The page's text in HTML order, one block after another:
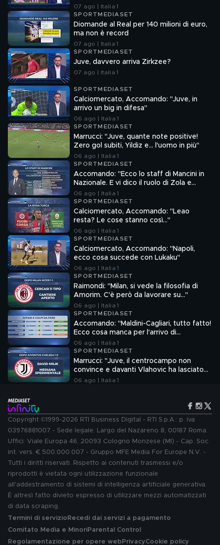
07 ago | Italia 1
SPORTMEDIASET
Diomande al Real per 140 milioni di euro,
ma non è record
07 ago | Italia 1
SPORTMEDIASET
Juve, davvero arriva Zirkzee?
07 ago | Italia 1
SPORTMEDIASET
Calciomercato, Accomando: "Juve, in
arrivo un big in difesa"
06 ago | Italia 1
SPORTMEDIASET
Marrucci: "Juve, quante note positive!
Zero gol subiti, Yildiz e... l'uomo in più"
06 ago | Italia 1
SPORTMEDIASET
Accomando: "Ecco lo staff di Mancini in
Nazionale. E vi dico il ruolo di Zola e
Ranieri"
06 ago | Italia 1
SPORTMEDIASET
Calciomercato, Accomando: "Leao
resta? Le cose stanno così…"
06 ago | Italia 1
SPORTMEDIASET
Calciomercato, Accomando: "Napoli,
ecco cosa succede con Lukaku"
06 ago | Italia 1
SPORTMEDIASET
Raimondi: "Milan, si vede la filosofia di
Amorim. C'è però da lavorare su…"
06 ago | Italia 1
SPORTMEDIASET
Accomando: "Maldini-Cagliari, tutto fatto!
Ecco cosa manca per l'arrivo di
Mastantuono e Molina in Italia"
06 ago | Italia 1
SPORTMEDIASET
Marrucci: "Juve, il centrocampo non
convince e davanti Vlahovic ha lasciato
un vuoto"
06 ago | Italia 1
Copyright ©1999-2026 RTI Business Digital - RTI S.p.A.: p. iva
03976881007 - Sede legale: Largo del Nazareno 8, 00187 Roma.
Uffici: Viale Europa 46, 20093 Cologno Monzese (MI) - Cap. Soc.
int. vers. € 500.000.007 - Gruppo MFE Media For Europe N.V. -
Tutti i diritti riservati. Rispetto ai contenuti trasmessi e/o
riprodotti è vietata ogni utilizzazione funzionale
all'addestramento di sistemi di intelligenza artificiale generativa.
È altresì fatto divieto espresso di utilizzare mezzi automatizzati
di data scraping.
Termini di servizio Recedi dai servizi a pagamento
Comitato Media e MinoriParental Control
Regolamentazione per opere web PrivacyCookie policy